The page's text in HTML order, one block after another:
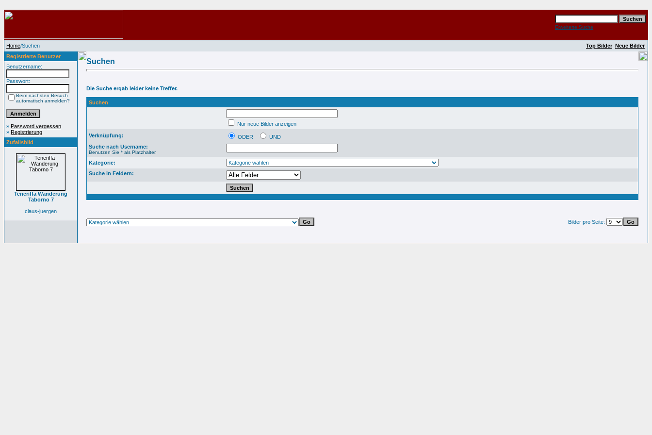
Erweiterte Suche
Home/Suchen Top Bilder Neue Bilder
Registrierte Benutzer
Benutzername:
Passwort:
Beim nächsten Besuch
automatisch anmelden?
» Password vergessen
» Registrierung
Zufallsbild
Teneriffa Wanderung
Taborno 7
claus-juergen
Suchen
Die Suche ergab leider keine Treffer.
Suchen
Nur neue Bilder anzeigen
Verknüpfung:
ODER
UND
Suche nach Username:
Benutzen Sie * als Platzhalter.
Kategorie:
Suche in Feldern:
Bilder pro Seite: